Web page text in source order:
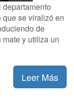
que se viralizó en
de
y utiliza un
Leer Más